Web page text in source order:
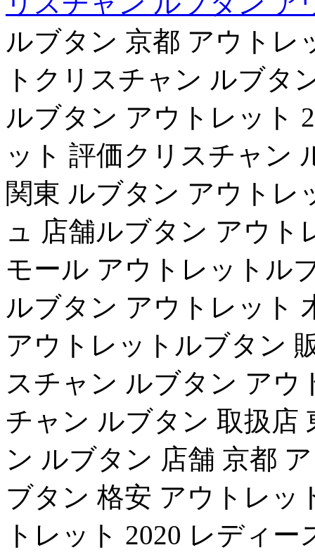
ルブタン 京都 アウトレ
トクリスチャン ルブタ
ルブタン アウトレット
ット 評価クリスチャン
関東 ルブタン アウトレ
ュ 店舗ルブタン アウト
モール アウトレットル
ルブタン アウトレット
アウトレットルブタン
スチャン ルブタン アウ
チャン ルブタン 取扱店
ン ルブタン 店舗 京都
ブタン 格安 アウトレッ
トレット 2020 レディ